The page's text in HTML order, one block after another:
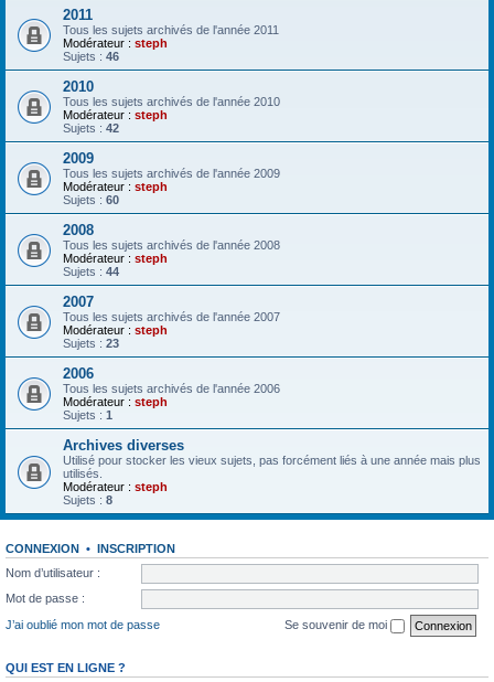
2011
Tous les sujets archivés de l'année 2011
Modérateur : steph
Sujets : 46
2010
Tous les sujets archivés de l'année 2010
Modérateur : steph
Sujets : 42
2009
Tous les sujets archivés de l'année 2009
Modérateur : steph
Sujets : 60
2008
Tous les sujets archivés de l'année 2008
Modérateur : steph
Sujets : 44
2007
Tous les sujets archivés de l'année 2007
Modérateur : steph
Sujets : 23
2006
Tous les sujets archivés de l'année 2006
Modérateur : steph
Sujets : 1
Archives diverses
Utilisé pour stocker les vieux sujets, pas forcément liés à une année mais plus
utilisés.
Modérateur : steph
Sujets : 8
CONNEXION • INSCRIPTION
Nom d’utilisateur :
Mot de passe :
J’ai oublié mon mot de passe
Se souvenir de moi
QUI EST EN LIGNE ?